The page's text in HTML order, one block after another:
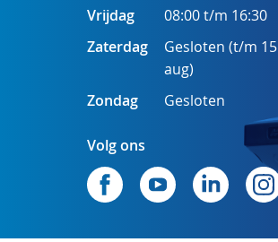
Vrijdag
08:00 t/m 16:30
Zaterdag
Gesloten (t/m 15
aug)
Zondag
Gesloten
Volg ons